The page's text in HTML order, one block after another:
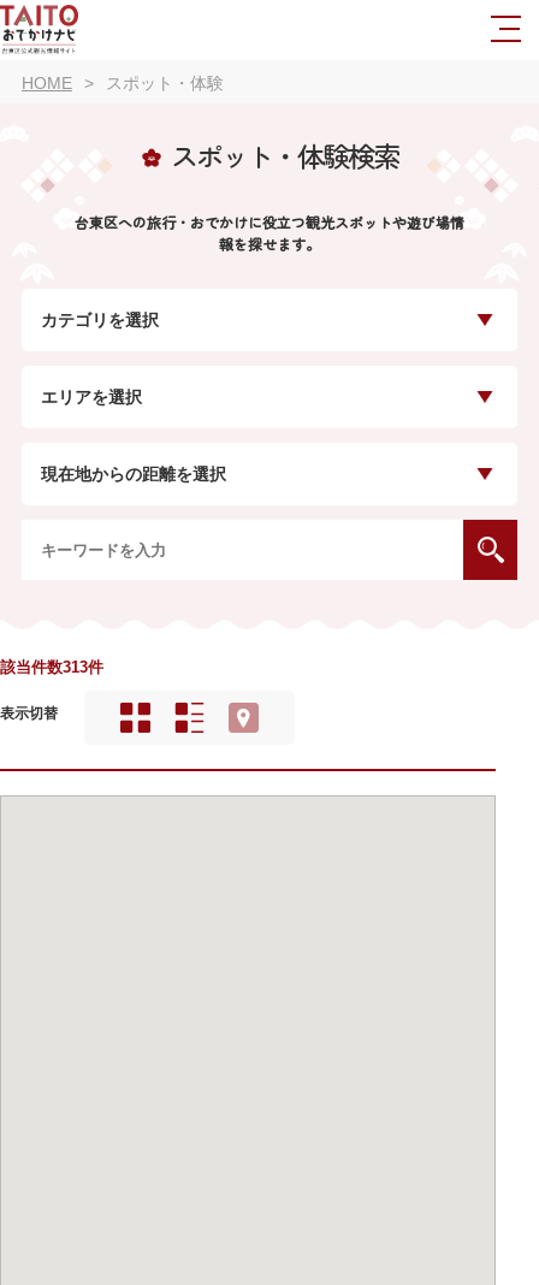
HOME スポット・体験
スポット・体験検索
台東区への旅行・おでかけに役立つ観光スポットや遊び場情
報を探せます。
カテゴリを選択
エリアを選択
現在地からの距離を選択
該当件数313件
表示切替